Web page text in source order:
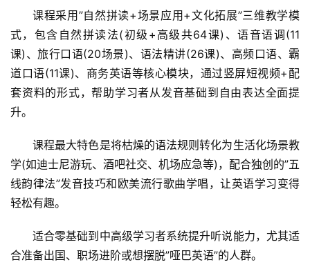
课程采用”自然拼读+场景应用+文化拓展”三维教学模
式，包含自然拼读法(初级+高级共64课)、语音语调(11
课)、旅行口语(20场景)、语法精讲(26课)、高频口语、霸
道口语(11课)、商务英语等核心模块，通过竖屏短视频+配
套资料的形式，帮助学习者从发音基础到自由表达全面提
升。
课程最大特色是将枯燥的语法规则转化为生活化场景教
学(如迪士尼游玩、酒吧社交、机场应急等)，配合独创的”五
线韵律法”发音技巧和欧美流行歌曲学唱，让英语学习变得
轻松有趣。
适合零基础到中高级学习者系统提升听说能力，尤其适
合准备出国、职场进阶或想摆脱”哑巴英语”的人群。